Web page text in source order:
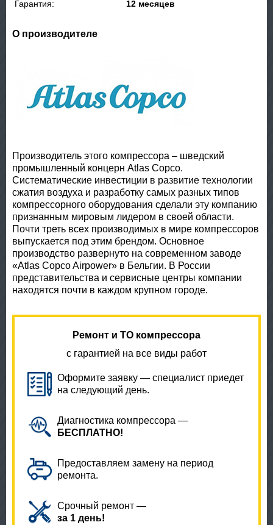
Гарантия: 12 месяцев
О производителе
Производитель этого компрессора – шведский
промышленный концерн Atlas Copco.
Систематические инвестиции в развитие технологии
сжатия воздуха и разработку самых разных типов
компрессорного оборудования сделали эту компанию
признанным мировым лидером в своей области.
Почти треть всех производимых в мире компрессоров
выпускается под этим брендом. Основное
производство развернуто на современном заводе
«Atlas Copco Airpower» в Бельгии. В России
представительства и сервисные центры компании
находятся почти в каждом крупном городе.
Ремонт и ТО компрессора
с гарантией на все виды работ
Оформите заявку — специалист приедет
на следующий день.
Диагностика компрессора —
БЕСПЛАТНО!
Предоставляем замену на период
ремонта.
Срочный ремонт —
за 1 день!